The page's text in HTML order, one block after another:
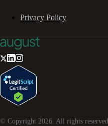
Privacy Policy
© Copyright 2026 . All rights reserved.